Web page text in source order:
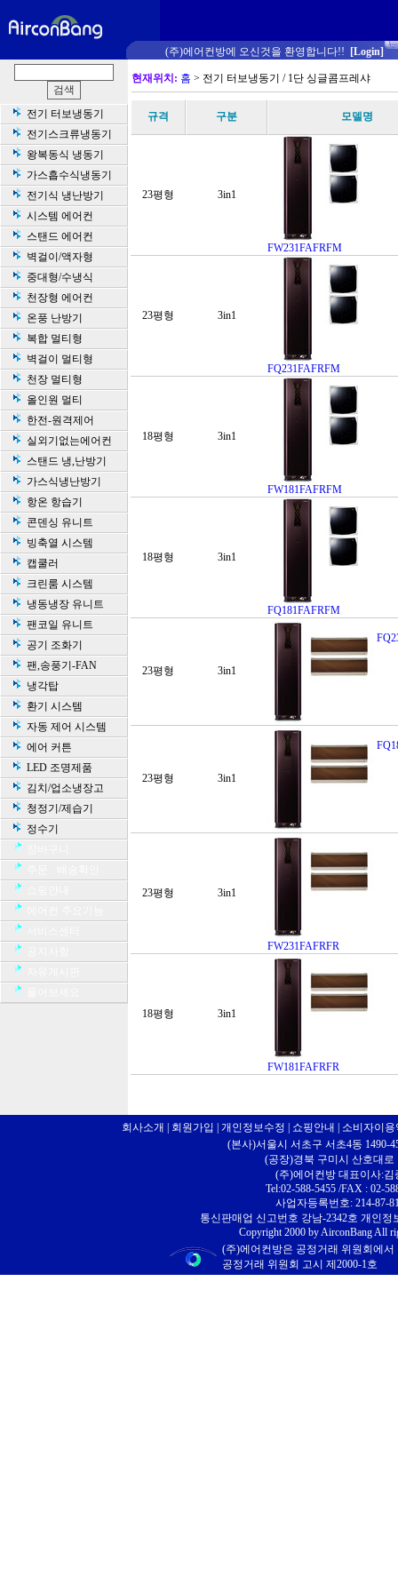
(주)에어컨방에 오신것을 환영합니다!! [Login]
전기 터보냉동기
전기스크류냉동기
왕복동식 냉동기
가스흡수식냉동기
전기식 냉난방기
시스템 에어컨
스탠드 에어컨
벽걸이/액자형
중대형/수냉식
천장형 에어컨
온풍 난방기
복합 멀티형
벽걸이 멀티형
천장 멀티형
올인원 멀티
한전-원격제어
실외기없는에어컨
스탠드 냉,난방기
가스식냉난방기
항온 항습기
콘덴싱 유니트
빙축열 시스템
캡쿨러
크린룸 시스템
냉동냉장 유니트
팬코일 유니트
공기 조화기
팬,송풍기-FAN
냉각탑
환기 시스템
자동 제어 시스템
에어 커튼
LED 조명제품
김치/업소냉장고
청정기/제습기
정수기
현재위치: 홈 > 전기 터보냉동기 / 1단 싱글콤프레샤
규격 구분 모델명
23평형 3in1
FW231FAFRFM
23평형 3in1
FQ231FAFRFM
18평형 3in1
FW181FAFRFM
18평형 3in1
FQ181FAFRFM
23평형 3in1
23평형 3in1
23평형 3in1
FW231FAFRFR
18평형 3in1
FW181FAFRFR
회사소개 회원가입 개인정보수정 쇼핑안내
소비자이용
(본사)서울시 서초구 서초4동 1490-
(공장)경북 구미시 산호대로
(주)에어컨방 대표이사:김
Tel:02-588-5455 /FAX : 02-
사업자등록번호: 214-87-
통신판매업 신고번호 강남-2342호 개인정
Copyright 2000 by AirconBang All
(주)에어컨방은 공정거래 위원회에
공정거래 위원회 고시 제2000-1호